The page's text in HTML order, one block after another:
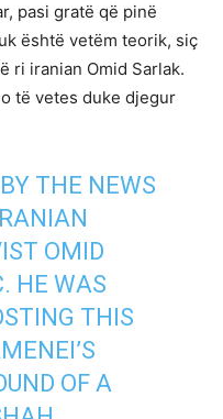
pasi gratë që pinë
është vetëm teorik, siç
ri iranian Omid Sarlak.
të vetes duke djegur
THE NEWS
OMID
HE WAS
THIS
OF A